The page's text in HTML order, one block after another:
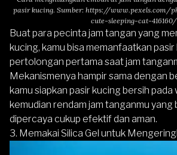
pasir kucing. Sumber: https://www.pexels.com/
cute-sleeping-cat-416160/
Buat para pecinta jam tangan yang
kucing, kamu bisa memanfaatkan
pertolongan pertama saat jam
Mekanismenya hampir sama dengan
kamu siapkan pasir kucing bersih pada
kemudian rendam jam tanganmu yang
dipercaya cukup efektif dan aman.
3. Memakai Silica Gel untuk